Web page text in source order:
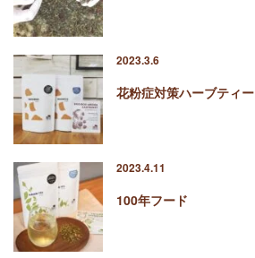
2023.3.6
花粉症対策ハーブティー
2023.4.11
100年フード